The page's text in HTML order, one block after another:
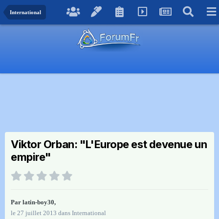
International
Viktor Orban: "L'Europe est devenue un
empire"
Par latin-boy30,
le 27 juillet 2013 dans International